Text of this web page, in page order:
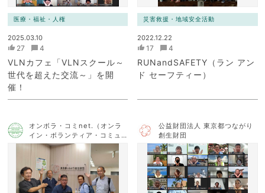
医療・福祉・人権
2025.03.10
27 4
VLNカフェ「VLNスクール～
世代を超えた交流～」を開
催！
災害救援・地域安全活動
2022.12.22
17 4
RUNandSAFETY（ラン アン
ド セーフティー）
オンボラ・コミnet.（オンラ
イン・ボランティア・コミュ
ニケーション・ネットワー
ク）
公益財団法人 東京都つながり
創生財団